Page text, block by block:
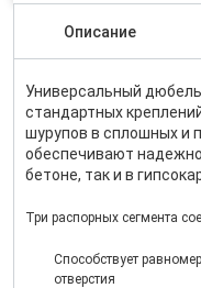
Описание
Универсальный
стандартных
шурупов в сплошных и
обеспечивают
бетоне, так и в
Три распорных сегмента
Способствует
отверстия